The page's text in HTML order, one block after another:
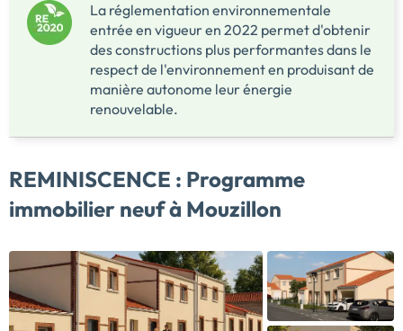
La réglementation environnementale
entrée en vigueur en 2022 permet d'obtenir
des constructions plus performantes dans le
respect de l'environnement en produisant de
manière autonome leur énergie
renouvelable.
REMINISCENCE : Programme
immobilier neuf à Mouzillon